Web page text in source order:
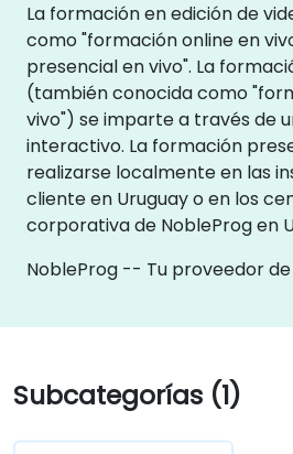
La formación en edición de
como "formación online en
presencial en vivo". La
(también conocida como
vivo") se imparte a través de
interactivo. La formación
realizarse localmente en las
cliente en Uruguay o en los
corporativa de NobleProg en
NobleProg -- Tu proveedor
Subcategorías (1)